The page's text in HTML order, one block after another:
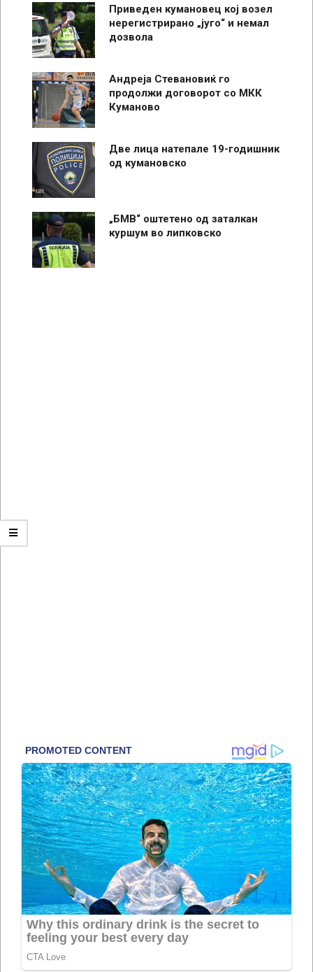
Приведен кумановец кој возел
нерегистрирано „југо“ и немал
дозвола
Андреја Стевановиќ го
продолжи договорот со МКК
Куманово
Две лица натепале 19-годишник
од кумановско
„БМВ“ оштетено од заталкан
куршум во липковско